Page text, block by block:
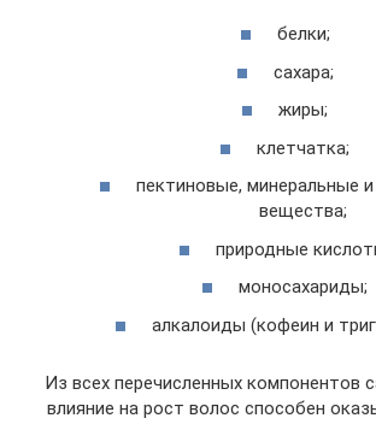
белки;
сахара;
жиры;
клетчатка;
пектиновые, минеральные
вещества;
природные
моносахариды;
алкалоиды (кофеин и
Из всех перечисленных компонентов
влияние на рост волос способен